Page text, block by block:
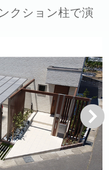
クション柱で演
次へ